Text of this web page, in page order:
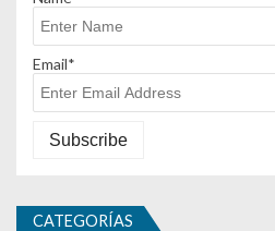
Email*
CATEGORÍAS